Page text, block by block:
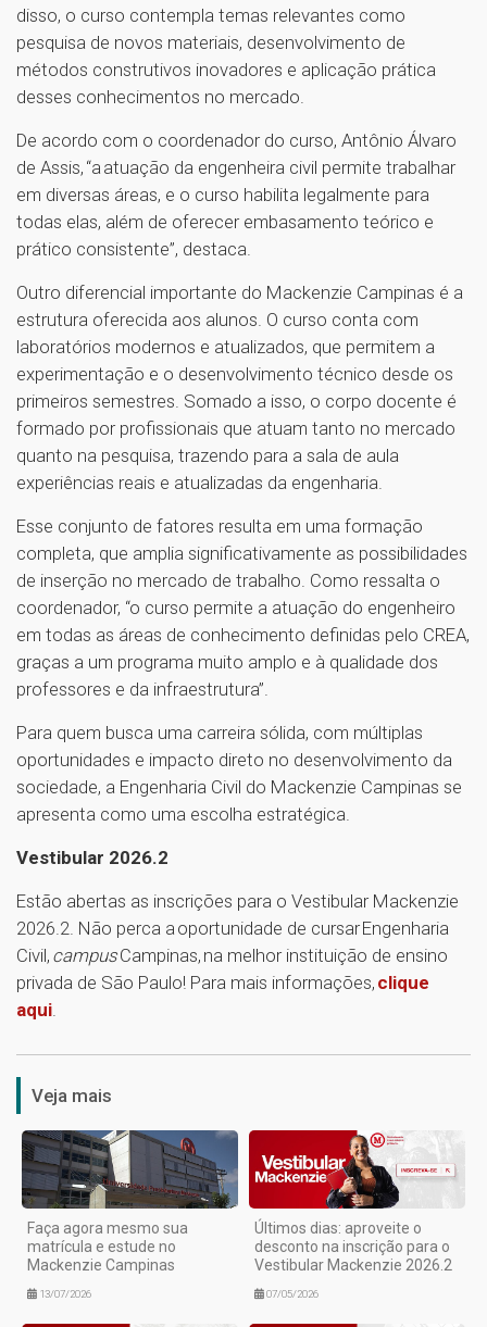
disso, o curso contempla temas relevantes como
pesquisa de novos materiais, desenvolvimento de
métodos construtivos inovadores e aplicação prática
desses conhecimentos no mercado.
De acordo com o coordenador do curso, Antônio Álvaro
de Assis, “a atuação da engenheira civil permite trabalhar
em diversas áreas, e o curso habilita legalmente para
todas elas, além de oferecer embasamento teórico e
prático consistente”, destaca.
Outro diferencial importante do Mackenzie Campinas é a
estrutura oferecida aos alunos. O curso conta com
laboratórios modernos e atualizados, que permitem a
experimentação e o desenvolvimento técnico desde os
primeiros semestres. Somado a isso, o corpo docente é
formado por profissionais que atuam tanto no mercado
quanto na pesquisa, trazendo para a sala de aula
experiências reais e atualizadas da engenharia.
Esse conjunto de fatores resulta em uma formação
completa, que amplia significativamente as possibilidades
de inserção no mercado de trabalho. Como ressalta o
coordenador, “o curso permite a atuação do engenheiro
em todas as áreas de conhecimento definidas pelo CREA,
graças a um programa muito amplo e à qualidade dos
professores e da infraestrutura”.
Para quem busca uma carreira sólida, com múltiplas
oportunidades e impacto direto no desenvolvimento da
sociedade, a Engenharia Civil do Mackenzie Campinas se
apresenta como uma escolha estratégica.
Vestibular 2026.2
Estão abertas as inscrições para o Vestibular Mackenzie
2026.2. Não perca a oportunidade de cursar Engenharia
Civil, campusCampinas, na melhor instituição de ensino
privada de São Paulo! Para mais informações, clique
aqui
Veja mais
Faça agora mesmo sua
matrícula e estude no
Mackenzie Campinas
13/07/2026
Últimos dias: aproveite o
desconto na inscrição para o
Vestibular Mackenzie 2026.2
07/05/2026